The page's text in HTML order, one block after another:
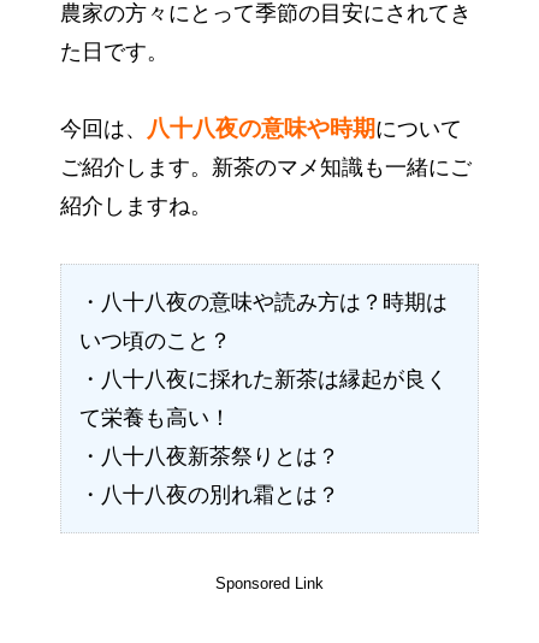
農家の方々にとって季節の目安にされてき
た日です。
今回は、 八十八夜の意味や時期について
ご紹介します。新茶のマメ知識も一緒にご
紹介しますね。
・八十八夜の意味や読み方は？時期は
いつ頃のこと？
・八十八夜に採れた新茶は縁起が良く
て栄養も高い！
・八十八夜新茶祭りとは？
・八十八夜の別れ霜とは？
Sponsored Link